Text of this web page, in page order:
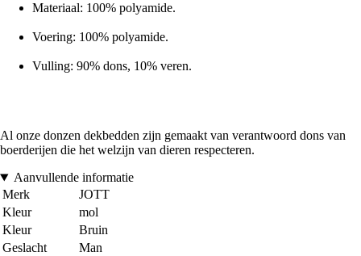
Materiaal: 100% polyamide.
Voering: 100% polyamide.
Vulling: 90% dons, 10% veren.
Al onze donzen dekbedden zijn gemaakt van verantwoord dons van
boerderijen die het welzijn van dieren respecteren.
Aanvullende informatie
Merk
JOTT
Kleur
mol
Kleur
Bruin
Geslacht
Man